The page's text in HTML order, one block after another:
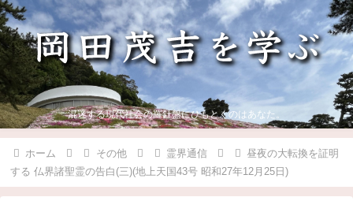
混迷する現代社会の羅針盤にひもとくのはあなた。
ホーム その他 霊界通信
昼夜の大転換を証明
する 仏界諸聖霊の告白(三)(地上天国43号 昭和27年12月25日)